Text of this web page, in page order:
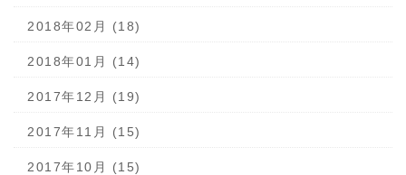
2018年02月 (18)
2018年01月 (14)
2017年12月 (19)
2017年11月 (15)
2017年10月 (15)